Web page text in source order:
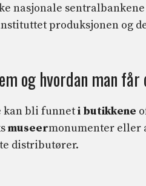
nasjonale
produksjonen og
og hvordan man får
kan bli funneti butikkene
museermonumenter eller
distributører.